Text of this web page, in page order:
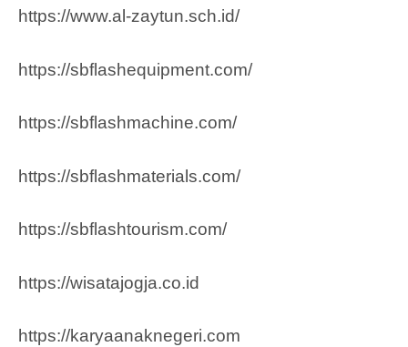
https://www.al-zaytun.sch.id/
https://sbflashequipment.com/
https://sbflashmachine.com/
https://sbflashmaterials.com/
https://sbflashtourism.com/
https://wisatajogja.co.id
https://karyaanaknegeri.com